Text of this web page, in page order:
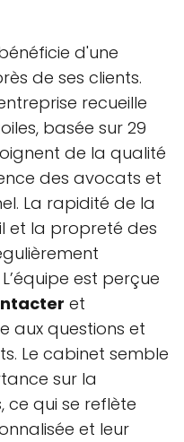
d'une
de ses clients.
recueille
basée sur 29
de la qualité
des avocats et
La rapidité de la
et la propreté des
est perçue
et
aux questions et
Le cabinet semble
sur la
ce qui se reflète
et leur